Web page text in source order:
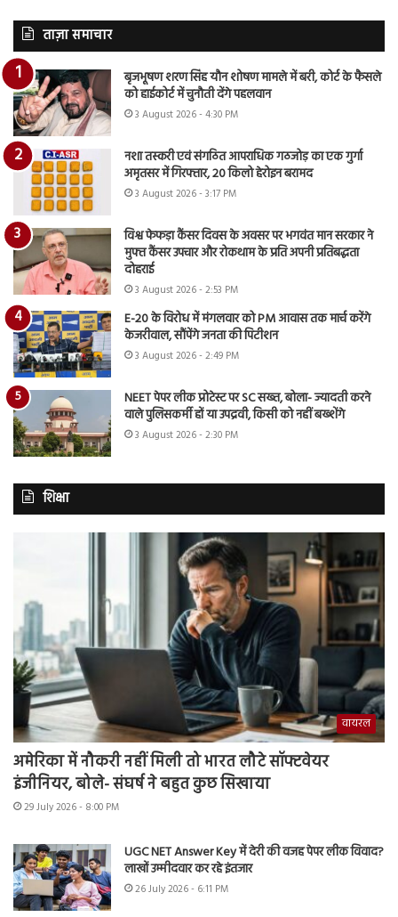
ताज़ा समाचार
बृजभूषण शरण सिंह यौन शोषण मामले में बरी, कोर्ट के फैसले
को हाईकोर्ट में चुनौती देंगे पहलवान
3 August 2026 - 4:30 PM
नशा तस्करी एवं संगठित आपराधिक गठजोड़ का एक गुर्गा
अमृतसर में गिरफ्तार, 20 किलो हेरोइन बरामद
3 August 2026 - 3:17 PM
विश्व फेफड़ा कैंसर दिवस के अवसर पर भगवंत मान सरकार ने
मुफ्त कैंसर उपचार और रोकथाम के प्रति अपनी प्रतिबद्धता
दोहराई
3 August 2026 - 2:53 PM
E-20 के विरोध में मंगलवार को PM आवास तक मार्च करेंगे
केजरीवाल, सौंपेंगे जनता की पिटीशन
3 August 2026 - 2:49 PM
NEET पेपर लीक प्रोटेस्ट पर SC सख्त, बोला- ज्यादती करने
वाले पुलिसकर्मी हों या उपद्रवी, किसी को नहीं बख्शेंगे
3 August 2026 - 2:30 PM
शिक्षा
वायरल
अमेरिका में नौकरी नहीं मिली तो भारत लौटे सॉफ्टवेयर
इंजीनियर, बोले- संघर्ष ने बहुत कुछ सिखाया
29 July 2026 - 8:00 PM
UGC NET Answer Key में देरी की वजह पेपर लीक विवाद?
लाखों उम्मीदवार कर रहे इंतजार
26 July 2026 - 6:11 PM